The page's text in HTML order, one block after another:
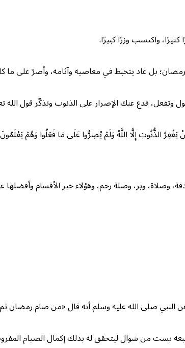
واكتسب وزرًا كبيرًا.
بل عاد يتخبط في معاصيه وآثامه، وأصرّ على ما
وتفعل، فدع عنك الإصرار على الذنوب وتذكّر قول الله
يَغْفِرُ الذُّنُوبَ إِلَّا اللَّهُ وَلَمْ يُصِرُّوا عَلَى مَا فَعَلُوا وَهُمْ
وصلاة، وبر، وصلة رحم، وهؤلاء خير الأقسام
صلى الله عليه وسلم أنه قال «من صام رمضان
بست من شوال ليتحقق له بذلك إكمال الصيام